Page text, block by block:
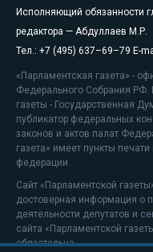
Исполняющий обязанности
редактора — Абдуллаев М.Р.
Тел.: +7 (495) 637–69–79 E-
«Парламентская газета» -
Федерального Собрания РФ.
газеты - Государственная
публикатор федеральных
законов и актов палат
газета» имеет пункты
федерации.
Сайт «Парламентской
достоверная информация о
деятельности депутатов и
сайта «Парламентской
обязательна.